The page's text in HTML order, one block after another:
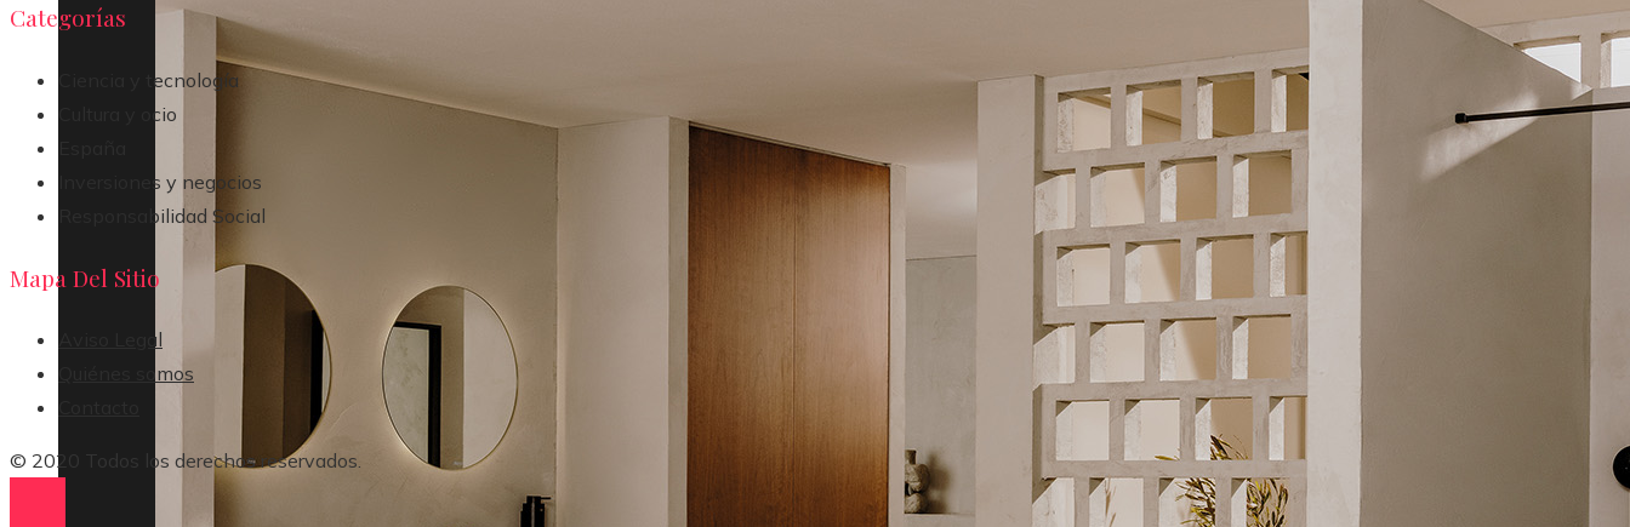
Categorías
Ciencia y tecnología
Cultura y ocio
Inversiones y negocios
Responsabilidad Social
Mapa Del Sitio
Aviso Legal
Quiénes somos
© 2020 Todos los derechos reservados.